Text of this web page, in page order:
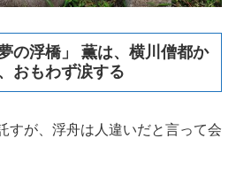
の浮橋」 薫は、横川僧都か
おもわず涙する
すが、浮舟は人違いだと言って会